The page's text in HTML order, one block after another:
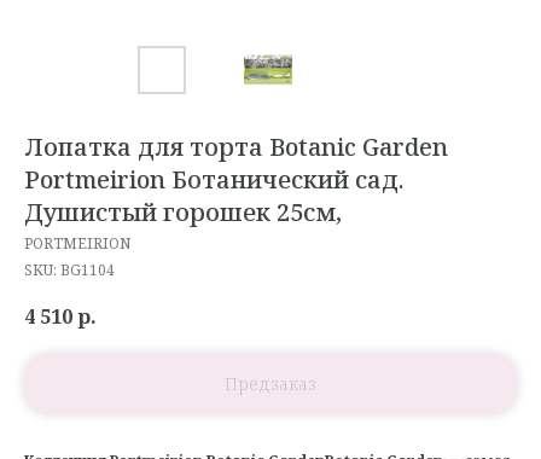
Лопатка для торта Botanic Garden
Portmeirion Ботанический сад.
Душистый горошек 25см,
PORTMEIRION
SKU: BG1104
4 510р.